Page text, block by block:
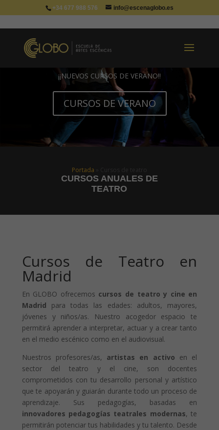
+34 677 988 576 info@escenaglobo.es
¡¡NUEVOS CURSOS DE VERANO!!
CURSOS DE VERANO
Portada
CURSOS ANUALES DE
TEATRO
Cursos de Teatro en
Madrid
En GLOBO ofrecemos cursos de teatro y cine en
Madrid para todas las edades: adultos, mayores,
jóvenes y niños/as. Nuestro acogedor espacio te
permitirá aprender a interpretar, actuar y a crear tanto
en el medio escénico como en el audiovisual.
Nuestros profesores/as, artistas en activo en el
sector del teatro y el cine, son docentes
comprometidos con tu desarrollo personal y artístico
que te apoyarán y guiarán durante todo un proceso de
aprendizaje. Sus pedagogías, basadas en
innovadores pedagogías teatrales modernas, te
permitirán potenciar tus habilidades y tu talento. Desde